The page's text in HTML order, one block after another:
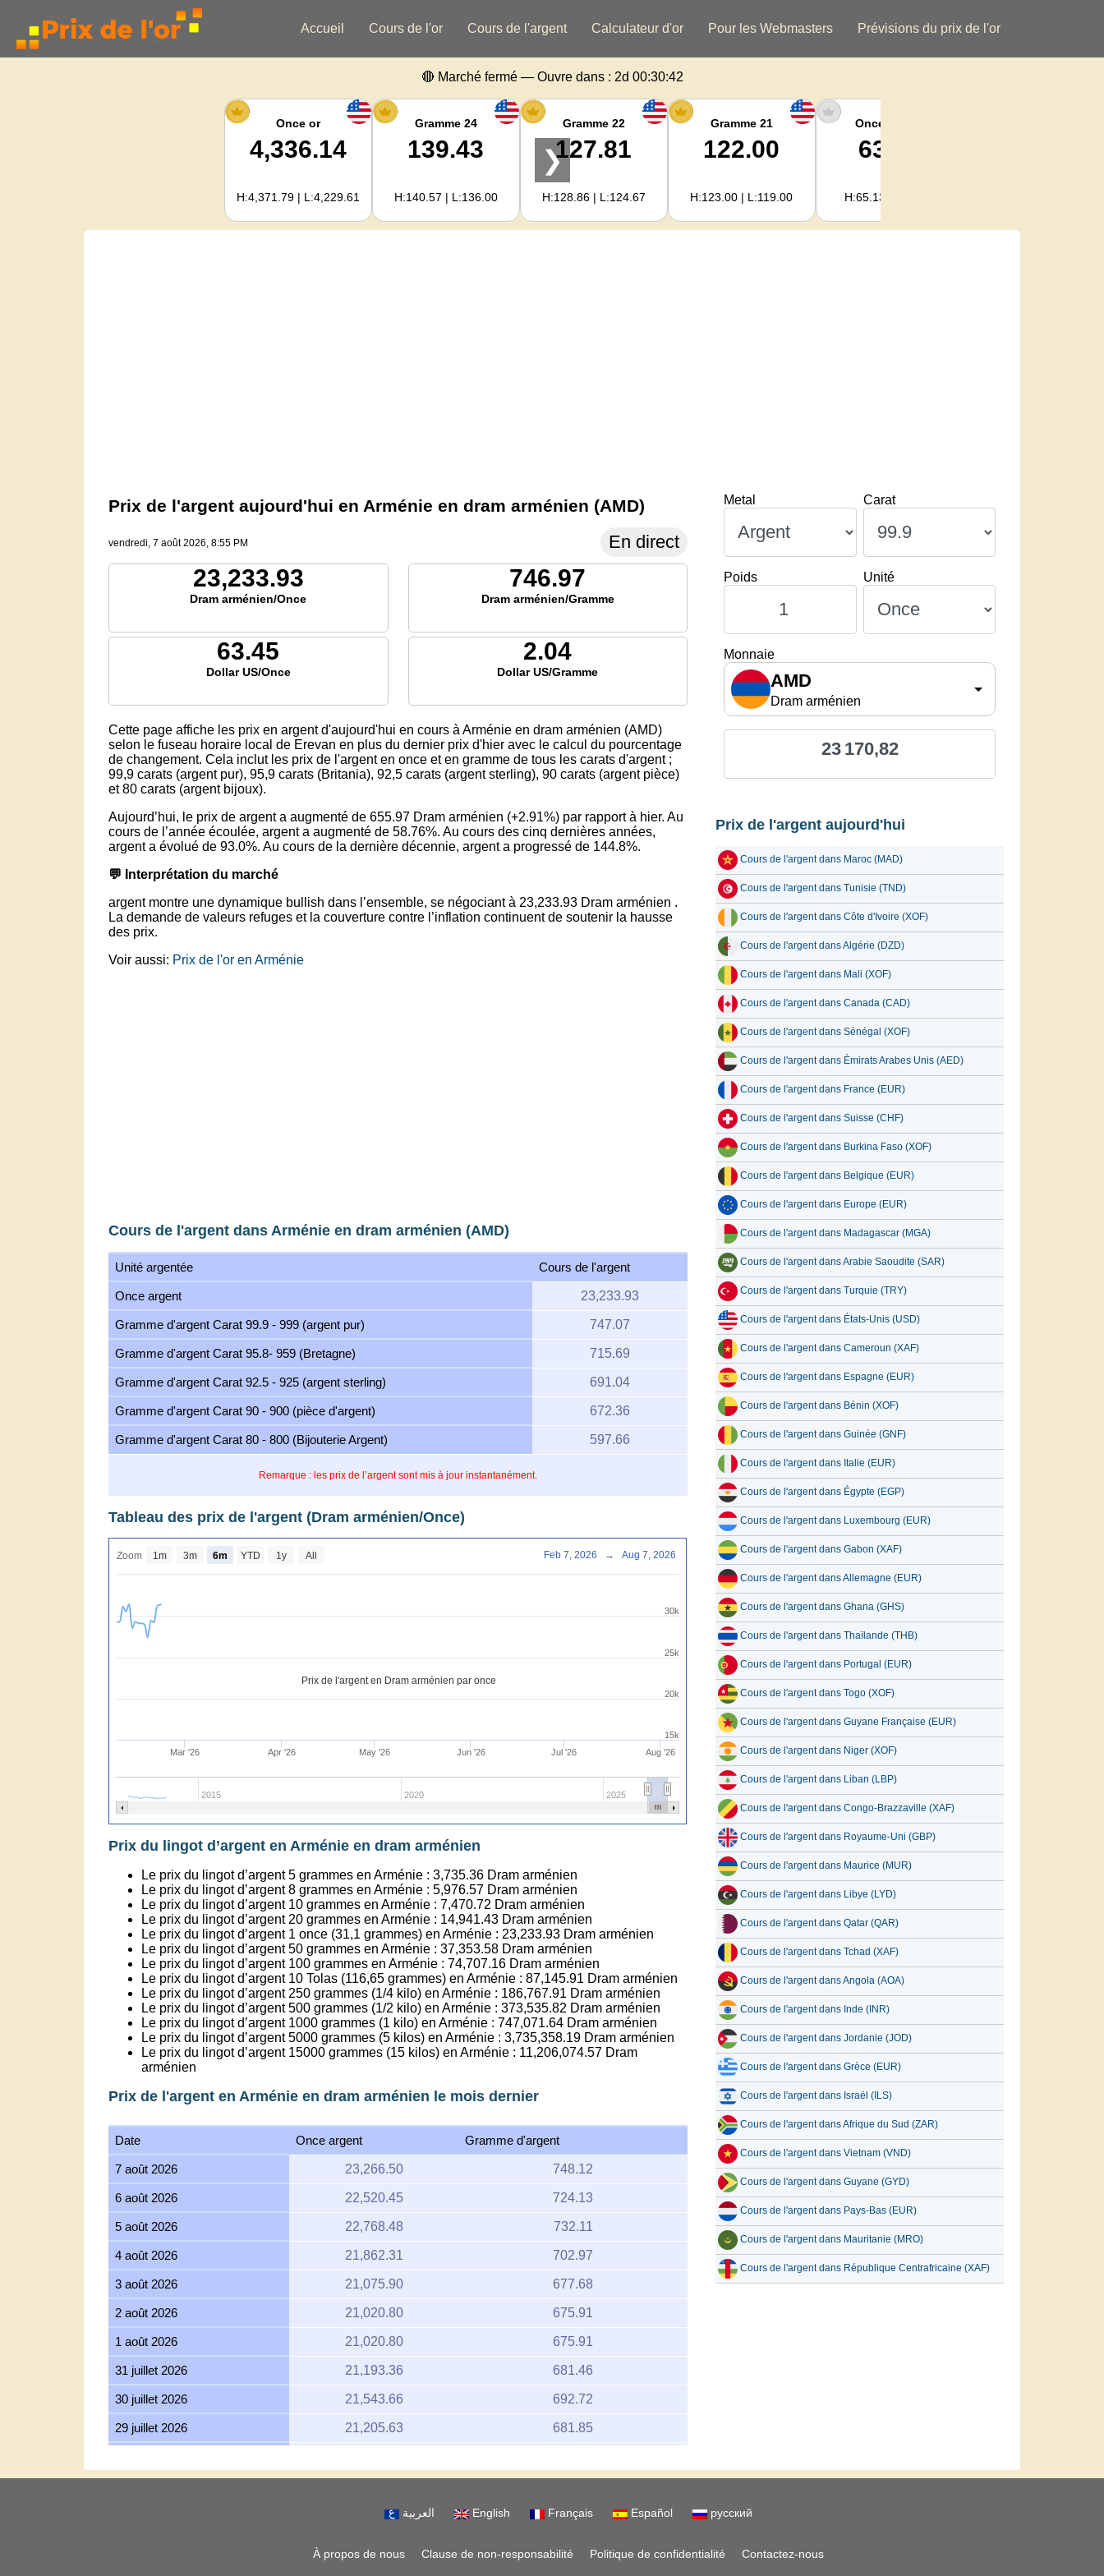
Accueil Cours de l'or Cours de l'argent Calculateur d'or Pour les Webmasters Prévisions du prix de l'or
🔴 Marché fermé — Ouvre dans : 2d 00:30:41
Once or
4,336.14
H:4,371.79 | L:4,229.61
Gramme 24
139.43
H:140.57 | L:136.00
Gramme 22
127.81
H:128.86 | L:124.67
Gramme 21
122.00
H:123.00 | L:119.00
Once argent
63.34
H:65.13 | L:61.15
❯
Prix ​​de l'argent aujourd'hui en Arménie en dram arménien (AMD)
vendredi, 7 août 2026, 8:55 PM En direct
23,233.93
Dram arménien/Once
746.97
Dram arménien/Gramme
63.45
Dollar US/Once
2.04
Dollar US/Gramme
Cette page affiche les prix en argent d'aujourd'hui en cours à Arménie en dram arménien (AMD)
selon le fuseau horaire local de Erevan en plus du dernier prix d'hier avec le calcul du pourcentage
de changement. Cela inclut les prix de l'argent en once et en gramme de tous les carats d'argent ;
99,9 carats (argent pur), 95,9 carats (Britania), 92,5 carats (argent sterling), 90 carats (argent pièce)
et 80 carats (argent bijoux).
Aujourd’hui, le prix de argent a augmenté de 655.97 Dram arménien (+2.91%) par rapport à hier. Au
cours de l’année écoulée, argent a augmenté de 58.76%. Au cours des cinq dernières années,
argent a évolué de 93.0%. Au cours de la dernière décennie, argent a progressé de 144.8%.
💬 Interprétation du marché
argent montre une dynamique bullish dans l’ensemble, se négociant à 23,233.93 Dram arménien .
La demande de valeurs refuges et la couverture contre l’inflation continuent de soutenir la hausse
des prix.
Voir aussi: Prix de l'or en Arménie
Cours de l'argent dans Arménie en dram arménien (AMD)
Unité argentée Cours de l'argent
Remarque : les prix de l’argent sont mis à jour instantanément.
Once argent 23,233.93
Gramme d'argent Carat 99.9 - 999 (argent pur) 747.07
Gramme d'argent Carat 95.8- 959 (Bretagne) 715.69
Gramme d'argent Carat 92.5 - 925 (argent sterling) 691.04
Gramme d'argent Carat 90 - 900 (pièce d'argent) 672.36
Gramme d'argent Carat 80 - 800 (Bijouterie Argent) 597.66
Tableau des prix de l'argent (Dram arménien/Once)
Prix de l'argent en Dram arménien par once
Mar '26 Apr '26 May '26 Jun '26 Jul '26 Aug '26
2015 2020 2025
20k
25k
30k
15k
Zoom 1m 3m 6m YTD 1y All Feb 7, 2026 → Aug 7, 2026
Prix du lingot d’argent en Arménie en dram arménien
Le prix du lingot d’argent 5 grammes en Arménie : 3,735.36 Dram arménien
Le prix du lingot d’argent 8 grammes en Arménie : 5,976.57 Dram arménien
Le prix du lingot d’argent 10 grammes en Arménie : 7,470.72 Dram arménien
Le prix du lingot d’argent 20 grammes en Arménie : 14,941.43 Dram arménien
Le prix du lingot d’argent 1 once (31,1 grammes) en Arménie : 23,233.93 Dram arménien
Le prix du lingot d’argent 50 grammes en Arménie : 37,353.58 Dram arménien
Le prix du lingot d’argent 100 grammes en Arménie : 74,707.16 Dram arménien
Le prix du lingot d’argent 10 Tolas (116,65 grammes) en Arménie : 87,145.91 Dram arménien
Le prix du lingot d’argent 250 grammes (1/4 kilo) en Arménie : 186,767.91 Dram arménien
Le prix du lingot d’argent 500 grammes (1/2 kilo) en Arménie : 373,535.82 Dram arménien
Le prix du lingot d’argent 1000 grammes (1 kilo) en Arménie : 747,071.64 Dram arménien
Le prix du lingot d’argent 5000 grammes (5 kilos) en Arménie : 3,735,358.19 Dram arménien
Le prix du lingot d’argent 15000 grammes (15 kilos) en Arménie : 11,206,074.57 Dram
arménien
Prix de l'argent en Arménie en dram arménien le mois dernier
Date Once argent Gramme d'argent
7 août 2026 23,266.50 748.12
6 août 2026 22,520.45 724.13
5 août 2026 22,768.48 732.11
4 août 2026 21,862.31 702.97
3 août 2026 21,075.90 677.68
2 août 2026 21,020.80 675.91
1 août 2026 21,020.80 675.91
31 juillet 2026 21,193.36 681.46
30 juillet 2026 21,543.66 692.72
29 juillet 2026 21,205.63 681.85
21,262.69 683.69
Metal Carat
Poids Unité
Monnaie
AMD
Dram arménien
23 170,82
Prix de l'argent aujourd'hui
Cours de l'argent dans Maroc (MAD)
Cours de l'argent dans Tunisie (TND)
Cours de l'argent dans Côte d'Ivoire (XOF)
Cours de l'argent dans Algérie (DZD)
Cours de l'argent dans Mali (XOF)
Cours de l'argent dans Canada (CAD)
Cours de l'argent dans Sénégal (XOF)
Cours de l'argent dans Émirats Arabes Unis (AED)
Cours de l'argent dans France (EUR)
Cours de l'argent dans Suisse (CHF)
Cours de l'argent dans Burkina Faso (XOF)
Cours de l'argent dans Belgique (EUR)
Cours de l'argent dans Europe (EUR)
Cours de l'argent dans Madagascar (MGA)
Cours de l'argent dans Arabie Saoudite (SAR)
Cours de l'argent dans Turquie (TRY)
Cours de l'argent dans États-Unis (USD)
Cours de l'argent dans Cameroun (XAF)
Cours de l'argent dans Espagne (EUR)
Cours de l'argent dans Bénin (XOF)
Cours de l'argent dans Guinée (GNF)
Cours de l'argent dans Italie (EUR)
Cours de l'argent dans Égypte (EGP)
Cours de l'argent dans Luxembourg (EUR)
Cours de l'argent dans Gabon (XAF)
Cours de l'argent dans Allemagne (EUR)
Cours de l'argent dans Ghana (GHS)
Cours de l'argent dans Thaïlande (THB)
Cours de l'argent dans Portugal (EUR)
Cours de l'argent dans Togo (XOF)
Cours de l'argent dans Guyane Française (EUR)
Cours de l'argent dans Niger (XOF)
Cours de l'argent dans Liban (LBP)
Cours de l'argent dans Congo-Brazzaville (XAF)
Cours de l'argent dans Royaume-Uni (GBP)
Cours de l'argent dans Maurice (MUR)
Cours de l'argent dans Libye (LYD)
Cours de l'argent dans Qatar (QAR)
Cours de l'argent dans Tchad (XAF)
Cours de l'argent dans Angola (AOA)
Cours de l'argent dans Inde (INR)
Cours de l'argent dans Jordanie (JOD)
Cours de l'argent dans Grèce (EUR)
Cours de l'argent dans Israël (ILS)
Cours de l'argent dans Afrique du Sud (ZAR)
Cours de l'argent dans Vietnam (VND)
Cours de l'argent dans Guyane (GYD)
Cours de l'argent dans Pays-Bas (EUR)
Cours de l'argent dans Mauritanie (MRO)
Cours de l'argent dans République Centrafricaine (XAF)
العربية English Français Español русский
À propos de nous Clause de non-responsabilité Politique de confidentialité Contactez-nous